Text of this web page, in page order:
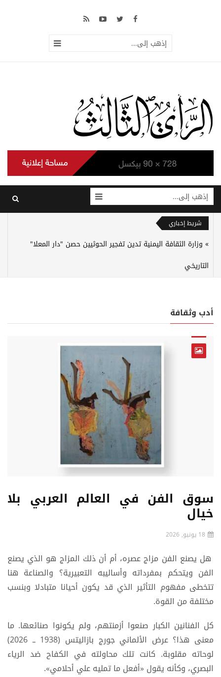
إذهب إلى...
إذهب إلى...
شريط إخباري
وزارة الثقافة اليمنية تدين تفجير الحوثيين حصن "دار المعلا"
التاريخي
أدب وثقافة
سوق الفن في العالم العربي بلا
خيال
18 يونيو, 2026
هل يصنع الفن مزاج عصره، أم أن ذلك المزاج هو الذي يصنع
الفن ويتحكم بمفرداته وأساليبه التعبيرية؟ والصناعة هنا
تتخطى مفهوم التأثير الذي قد يكون أحيانا متبادلا وبنسب
مختلفة من القوة.
كل الفنانين الكبار صنعوا أزمنتهم، ولم يكونوا صنائعها. ما
معنى هذا؟ عرض الألماني جورج بازاليتس (1938 ــ 2026)
لوحاته مقلوبة. كانت تلك محاولته في الكفاح ضد الرياء
البصري، وكأنه يقول «أفعل ما تمليه علي أحلامي».